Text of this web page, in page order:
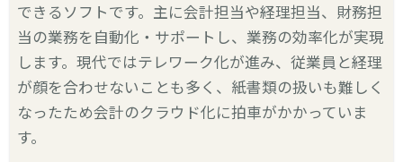
できるソフトです。主に会計担当や経理担当、財務担
当の業務を自動化・サポートし、業務の効率化が実現
します。現代ではテレワーク化が進み、従業員と経理
が顔を合わせないことも多く、紙書類の扱いも難しく
なったため会計のクラウド化に拍車がかかっていま
す。